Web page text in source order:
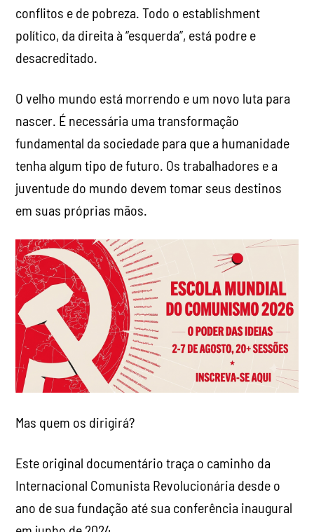
conflitos e de pobreza. Todo o establishment
político, da direita à “esquerda”, está podre e
desacreditado.
O velho mundo está morrendo e um novo luta para
nascer. É necessária uma transformação
fundamental da sociedade para que a humanidade
tenha algum tipo de futuro. Os trabalhadores e a
juventude do mundo devem tomar seus destinos
em suas próprias mãos.
Mas quem os dirigirá?
Este original documentário traça o caminho da
Internacional Comunista Revolucionária desde o
ano de sua fundação até sua conferência inaugural